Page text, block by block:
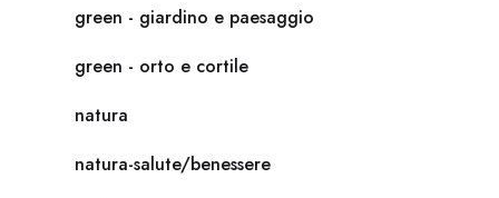
green - giardino e paesaggio
green - orto e cortile
natura
natura-salute/benessere